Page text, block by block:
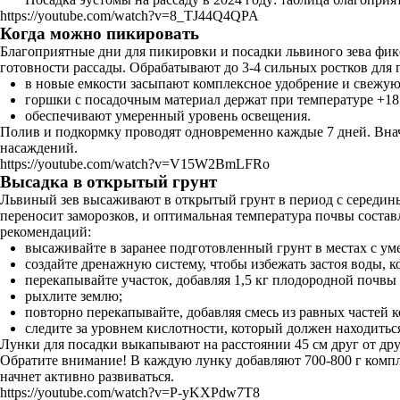
https://youtube.com/watch?v=8_TJ44Q4QPA
Когда можно пикировать
Благоприятные дни для пикировки и посадки львиного зева
готовности рассады. Обрабатывают до 3-4 сильных ростков
в новые емкости засыпают комплексное удобрение и
горшки с посадочным материал держат при температуре
обеспечивают умеренный уровень освещения.
Полив и подкормку проводят одновременно каждые 7 дней.
насаждений.
https://youtube.com/watch?v=V15W2BmLFRo
Высадка в открытый грунт
Львиный зев высаживают в открытый грунт в период с
переносит заморозков, и оптимальная температура почвы
рекомендаций:
высаживайте в заранее подготовленный грунт в местах с
создайте дренажную систему, чтобы избежать застоя воды,
перекапывайте участок, добавляя 1,5 кг плодородной почвы
рыхлите землю;
повторно перекапывайте, добавляя смесь из равных частей
следите за уровнем кислотности, который должен
Лунки для посадки выкапывают на расстоянии 45 см друг от
Обратите внимание! В каждую лунку добавляют 700-800 г
начнет активно развиваться.
https://youtube.com/watch?v=P-yKXPdw7T8